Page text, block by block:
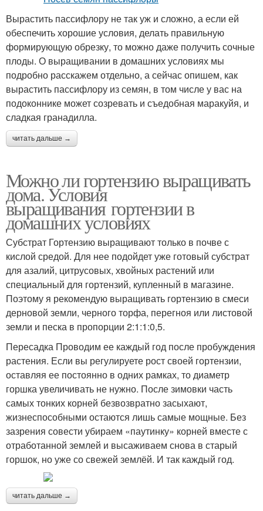
Вырастить пассифлору не так уж и сложно, а если ей
обеспечить хорошие условия, делать правильную
формирующую обрезку, то можно даже получить сочные
плоды. О выращивании в домашних условиях мы
подробно расскажем отдельно, а сейчас опишем, как
вырастить пассифлору из семян, в том числе у вас на
подоконнике может созревать и съедобная маракуйя, и
сладкая гранадилла.
читать дальше →
Можно ли гортензию выращивать
дома. Условия
выращивания гортензии в
домашних условиях
Субстрат Гортензию выращивают только в почве с
кислой средой. Для нее подойдет уже готовый субстрат
для азалий, цитрусовых, хвойных растений или
специальный для гортензий, купленный в магазине.
Поэтому я рекомендую выращивать гортензию в смеси
дерновой земли, черного торфа, перегноя или листовой
земли и песка в пропорции 2:1:1:0,5.
Пересадка Проводим ее каждый год после пробуждения
растения. Если вы регулируете рост своей гортензии,
оставляя ее постоянно в одних рамках, то диаметр
горшка увеличивать не нужно. После зимовки часть
самых тонких корней безвозвратно засыхают,
жизнеспособными остаются лишь самые мощные. Без
зазрения совести убираем «паутинку» корней вместе с
отработанной землей и высаживаем снова в старый
горшок, но уже со свежей землёй. И так каждый год.
читать дальше →